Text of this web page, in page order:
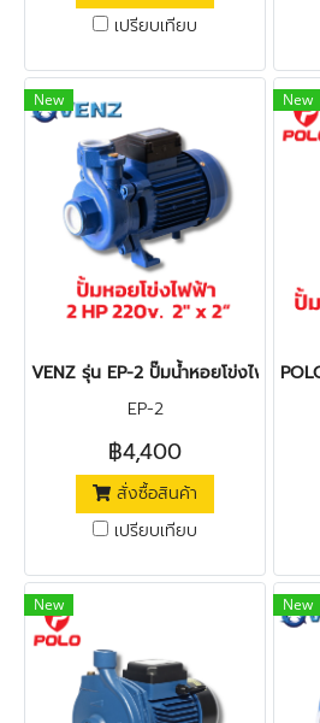
เปรียบเทียบ
New
VENZ รุ่น EP-2 ปั๊มน้ำหอยโข่งไฟฟ้า
EP-2
฿4,400
สั่งซื้อสินค้า
เปรียบเทียบ
New
New New